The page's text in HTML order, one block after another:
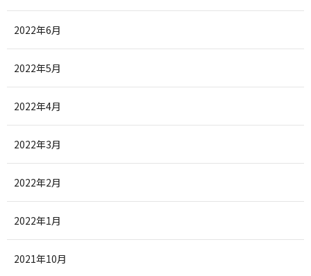
2022年6月
2022年5月
2022年4月
2022年3月
2022年2月
2022年1月
2021年10月